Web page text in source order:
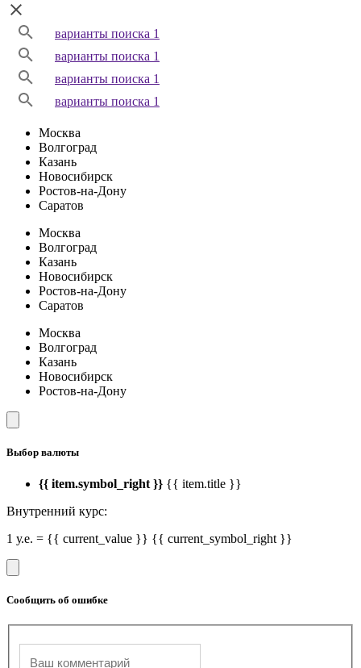
варианты поиска 1
варианты поиска 1
варианты поиска 1
варианты поиска 1
Москва
Волгоград
Казань
Новосибирск
Ростов-на-Дону
Саратов
Москва
Волгоград
Казань
Новосибирск
Ростов-на-Дону
Саратов
Москва
Волгоград
Казань
Новосибирск
Ростов-на-Дону
Выбор валюты
{{ item.symbol_right }} {{ item.title }}
Внутренний курс:
1 у.е. = {{ current_value }} {{ current_symbol_right }}
Сообщить об ошибке